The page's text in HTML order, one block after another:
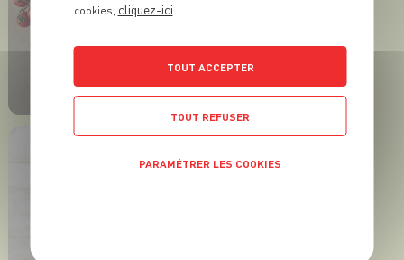
ACTUALITÉ
L'été a trouvé ses
fromages préférés !
EN SAVOIR PLUS
cookies, cliquez-ici
TOUT ACCEPTER
TOUT REFUSER
PARAMÉTRER LES COOKIES